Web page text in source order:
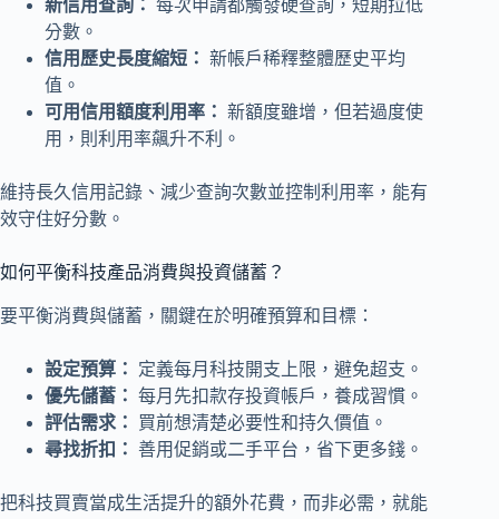
新信用查詢： 每次申請都觸發硬查詢，短期拉低
分數。
信用歷史長度縮短： 新帳戶稀釋整體歷史平均
值。
可用信用額度利用率： 新額度雖增，但若過度使
用，則利用率飆升不利。
維持長久信用記錄、減少查詢次數並控制利用率，能有
效守住好分數。
如何平衡科技產品消費與投資儲蓄？
要平衡消費與儲蓄，關鍵在於明確預算和目標：
設定預算：
定義每月科技開支上限，避免超支。
優先儲蓄： 每月先扣款存投資帳戶，養成習慣。
評估需求：
買前想清楚必要性和持久價值。
尋找折扣： 善用促銷或二手平台，省下更多錢。
把科技買賣當成生活提升的額外花費，而非必需，就能